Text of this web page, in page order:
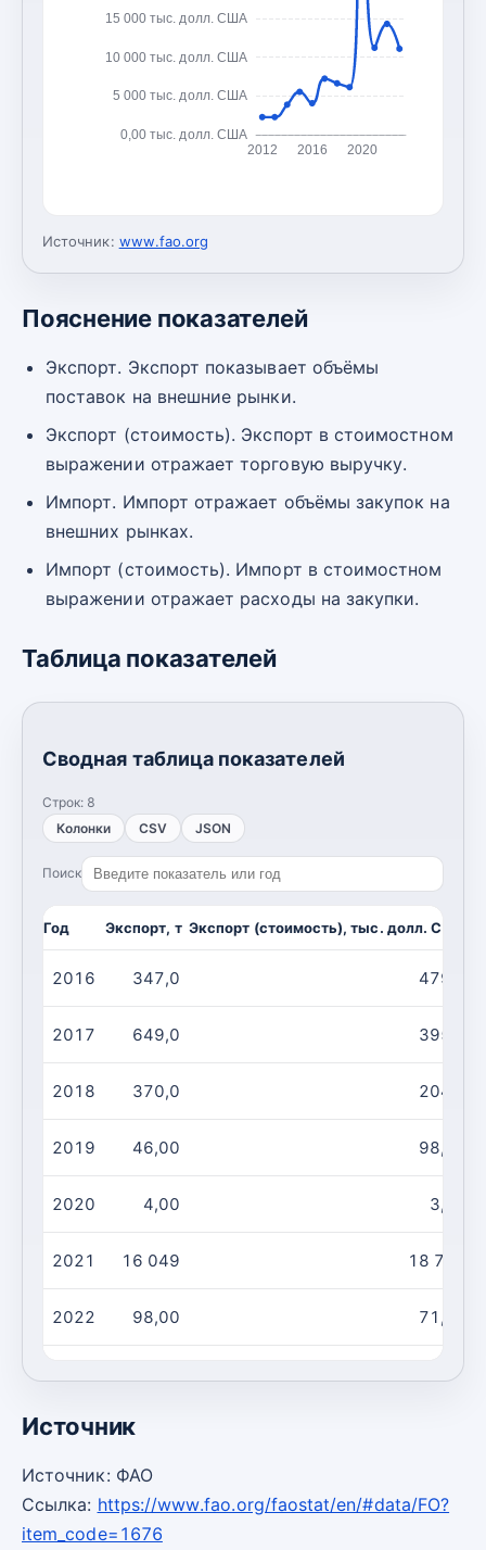
0,00 тыс. долл. США
5 000 тыс. долл. США
10 000 тыс. долл. США
15 000 тыс. долл. США
2012 2016 2020
Источник: www.fao.org
Пояснение показателей
Экспорт. Экспорт показывает объёмы
поставок на внешние рынки.
Экспорт (стоимость). Экспорт в стоимостном
выражении отражает торговую выручку.
Импорт. Импорт отражает объёмы закупок на
внешних рынках.
Импорт (стоимость). Импорт в стоимостном
выражении отражает расходы на закупки.
Таблица показателей
Сводная таблица показателей
Строк: 8
Колонки
CSV JSON
Поиск
Год Экспорт, т Экспорт (стоимость), тыс. долл. США
2016 347,0 479,0
2017 649,0 395,0
2018 370,0 204,0
2019 46,00 98,00
2020 4,00 3,00
2021 16 049 18 792
2022 98,00 71,00
43,00
Источник
Источник: ФАО
Ссылка: https://www.fao.org/faostat/en/#data/FO?
item_code=1676